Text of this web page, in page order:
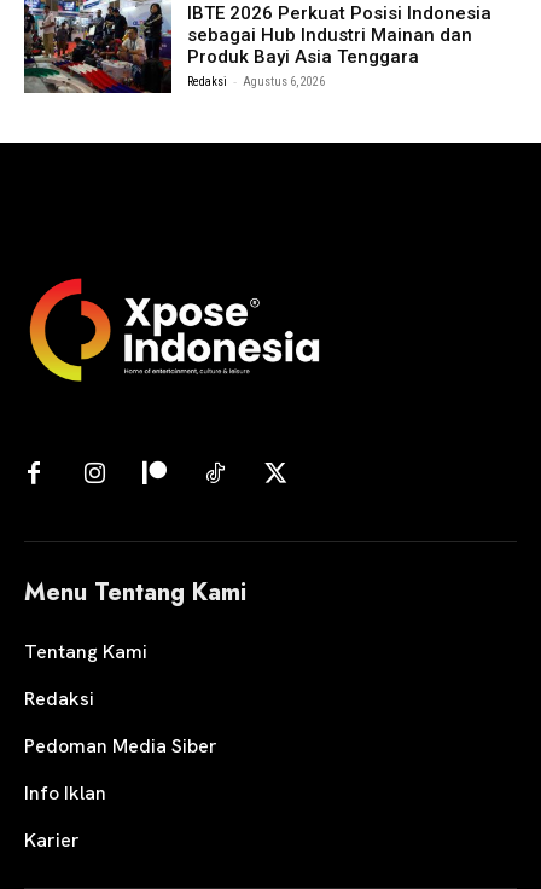
IBTE 2026 Perkuat Posisi Indonesia
sebagai Hub Industri Mainan dan
Produk Bayi Asia Tenggara
Redaksi - Agustus 6, 2026
Menu Tentang Kami
Tentang Kami
Redaksi
Pedoman Media Siber
Info Iklan
Karier